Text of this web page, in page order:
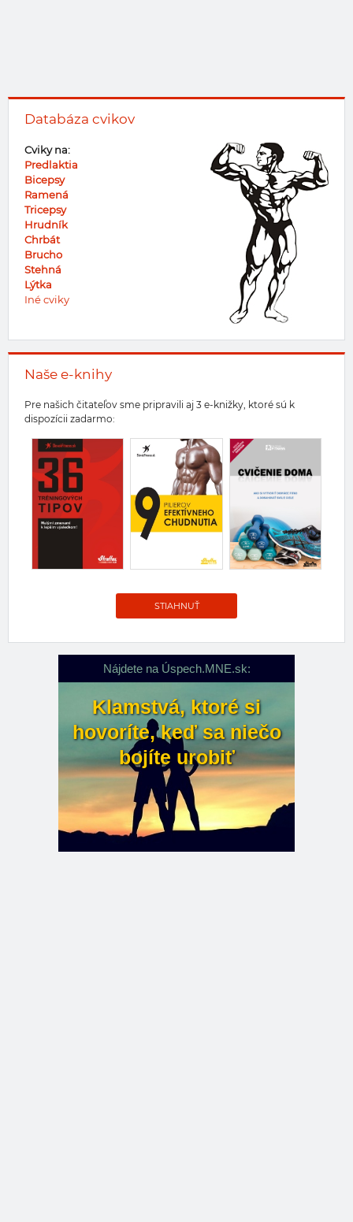
Databáza cvikov
Cviky na:
Predlaktia
Bicepsy
Ramená
Tricepsy
Hrudník
Chrbát
Brucho
Stehná
Lýtka
Iné cviky
Naše e-knihy
Pre našich čitateľov sme pripravili aj 3 e-knižky, ktoré sú k
dispozícii zadarmo:
STIAHNUŤ